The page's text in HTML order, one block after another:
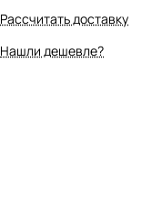
Рассчитать доставку
Нашли дешевле?